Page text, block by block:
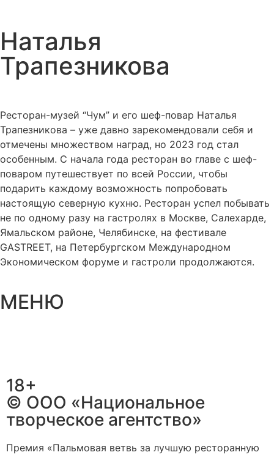
Наталья
Трапезникова
Ресторан-музей “Чум” и его шеф-повар Наталья
Трапезникова – уже давно зарекомендовали себя и
отмечены множеством наград, но 2023 год стал
особенным. С начала года ресторан во главе с шеф-
поваром путешествует по всей России, чтобы
подарить каждому возможность попробовать
настоящую северную кухню. Ресторан успел побывать
не по одному разу на гастролях в Москве, Салехарде,
Ямальском районе, Челябинске, на фестивале
GASTREET, на Петербургском Международном
Экономическом форуме и гастроли продолжаются.
МЕНЮ
18+
© ООО «Национальное
творческое агентство»
Премия «Пальмовая ветвь за лучшую ресторанную